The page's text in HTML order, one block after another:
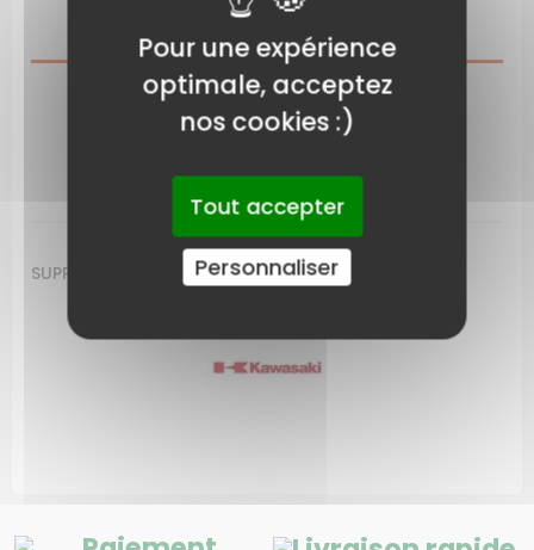
DESCRIPTION
CARACTÉRISTIQUES DU PRODUIT
LIVRAISON
SUPPORT DE FILTRE FE 250
Pour une expérience
optimale, acceptez
nos cookies :)
Tout accepter
Personnaliser